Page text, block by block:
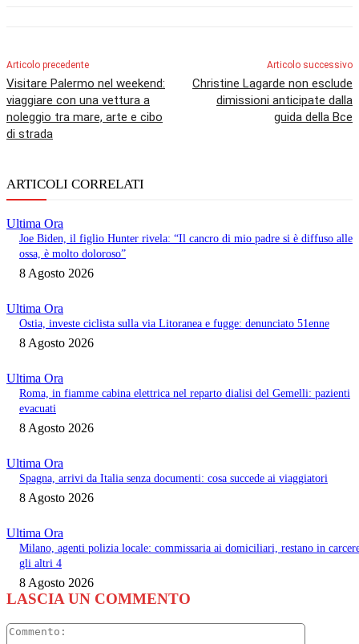
Articolo precedente
Visitare Palermo nel weekend:
viaggiare con una vettura a
noleggio tra mare, arte e cibo
di strada
Articolo successivo
Christine Lagarde non esclude
dimissioni anticipate dalla
guida della Bce
ARTICOLI CORRELATI
Ultima Ora
Joe Biden, il figlio Hunter rivela: “Il cancro di mio padre si è diffuso alle
ossa, è molto doloroso”
8 Agosto 2026
Ultima Ora
Ostia, investe ciclista sulla via Litoranea e fugge: denunciato 51enne
8 Agosto 2026
Ultima Ora
Roma, in fiamme cabina elettrica nel reparto dialisi del Gemelli: pazienti
evacuati
8 Agosto 2026
Ultima Ora
Spagna, arrivi da Italia senza documenti: cosa succede ai viaggiatori
8 Agosto 2026
Ultima Ora
Milano, agenti polizia locale: commissaria ai domiciliari, restano in
gli altri 4
8 Agosto 2026
LASCIA UN COMMENTO